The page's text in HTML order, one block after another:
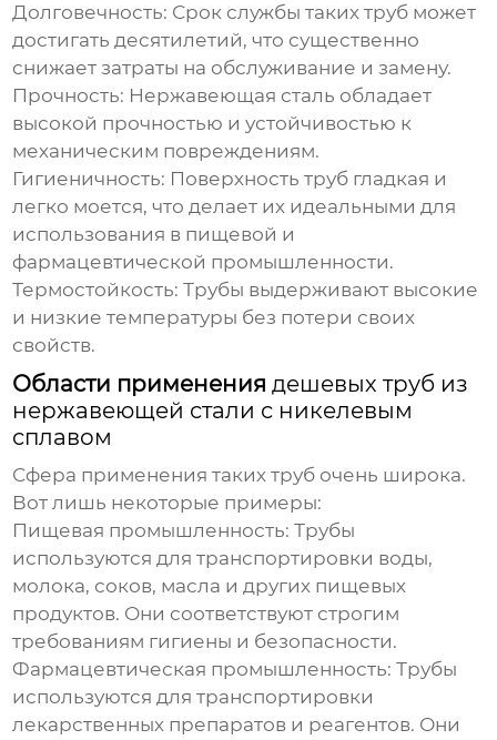
Долговечность: Срок службы таких труб может
достигать десятилетий, что существенно
снижает затраты на обслуживание и замену.
Прочность: Нержавеющая сталь обладает
высокой прочностью и устойчивостью к
механическим повреждениям.
Гигиеничность: Поверхность труб гладкая и
легко моется, что делает их идеальными для
использования в пищевой и
фармацевтической промышленности.
Термостойкость: Трубы выдерживают высокие
и низкие температуры без потери своих
свойств.
Области применениядешевых труб из
нержавеющей стали с никелевым
сплавом
Сфера применения таких труб очень широка.
Вот лишь некоторые примеры:
Пищевая промышленность: Трубы
используются для транспортировки воды,
молока, соков, масла и других пищевых
продуктов. Они соответствуют строгим
требованиям гигиены и безопасности.
Фармацевтическая промышленность: Трубы
используются для транспортировки
лекарственных препаратов и реагентов. Они